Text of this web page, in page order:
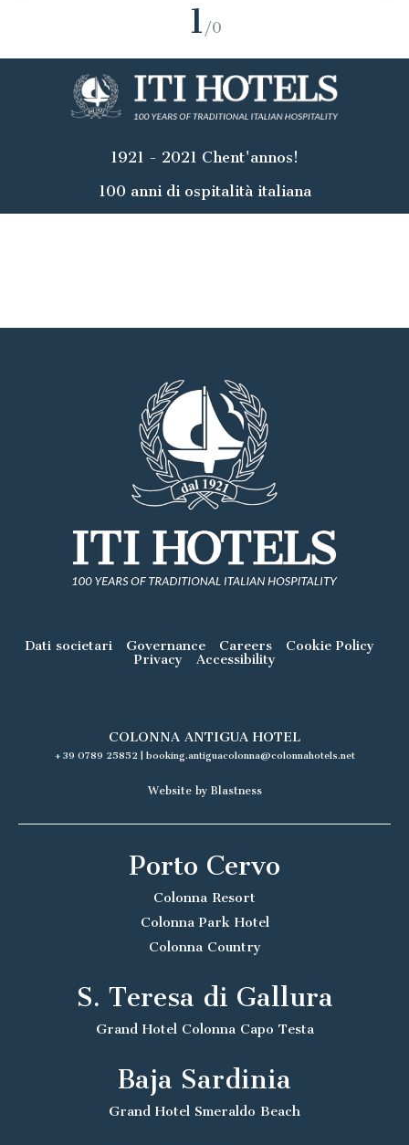
1 /0
1921 - 2021 Chent'annos!
100 anni di ospitalità italiana
Dati societari Governance Careers
Cookie Policy
Privacy
Accessibility
COLONNA ANTIGUA HOTEL
+39 0789 25852 | booking.antiguacolonna@colonnahotels.net
Website by Blastness
Porto Cervo
Colonna Resort
Colonna Park Hotel
Colonna Country
S. Teresa di Gallura
Grand Hotel Colonna Capo Testa
Baja Sardinia
Grand Hotel Smeraldo Beach